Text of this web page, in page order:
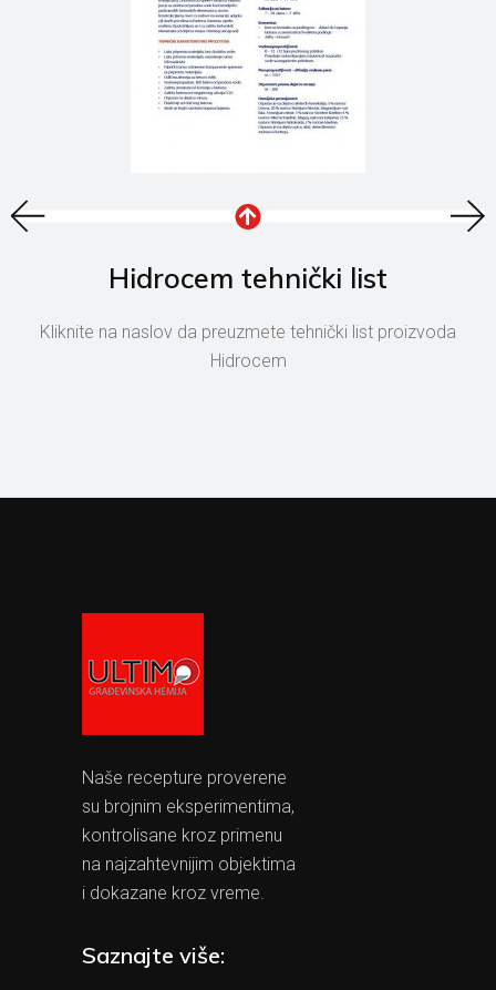
Hidrocem tehnički list
Kliknite na naslov da preuzmete tehnički list proizvoda
Hidrocem
Naše recepture proverene
su brojnim eksperimentima,
kontrolisane kroz primenu
na najzahtevnijim objektima
i dokazane kroz vreme.
Saznajte više: